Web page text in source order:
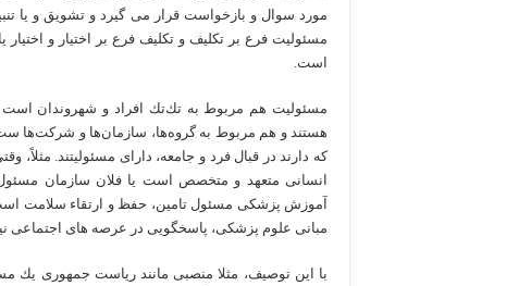
مورد سوال و بازخواست قرار می گیرد و تشویق و یا
مسئوليت فرع بر تكليف و تكليف فرع بر اختيار و
است.
مسئوليت هم مربوط به تك‌تك افراد و شهروندان است
هستند و هم مربوط به گروه‌ها، سازمان‌ها و شركت‌ها
که دارند در قبال فرد و جامعه، دارای مسئولیتند.
انسانی متعهد و متخصص است يا فلان سازمان
آموزش پزشکی مسئول تامین، حفظ و ارتقاء سلامت
مبانی علوم پزشکی، پاسخگویی در عرصه های اجتماعی
با این توصیف، مثلا منصبی مانند ریاست جمهوری يك